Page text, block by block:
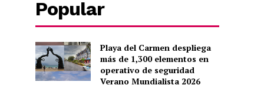
Popular
Playa del Carmen despliega
más de 1,300 elementos en
operativo de seguridad
Verano Mundialista 2026